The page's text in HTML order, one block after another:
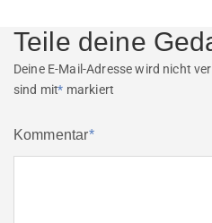
Teile deine
Deine E-Mail-Adresse wird nicht
sind mit* markiert
Kommentar*